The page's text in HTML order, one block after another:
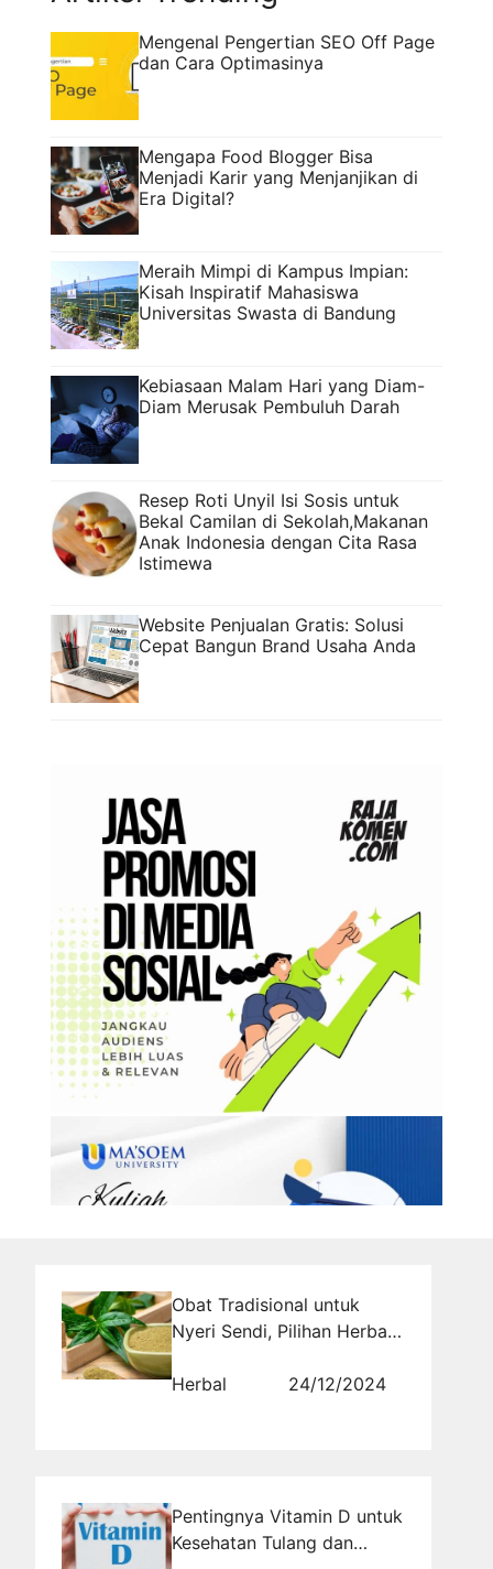
Mengenal Pengertian SEO Off Page
dan Cara Optimasinya
Mengapa Food Blogger Bisa
Menjadi Karir yang Menjanjikan di
Era Digital?
Meraih Mimpi di Kampus Impian:
Kisah Inspiratif Mahasiswa
Universitas Swasta di Bandung
Kebiasaan Malam Hari yang Diam-
Diam Merusak Pembuluh Darah
Resep Roti Unyil Isi Sosis untuk
Bekal Camilan di Sekolah,Makanan
Anak Indonesia dengan Cita Rasa
Istimewa
Website Penjualan Gratis: Solusi
Cepat Bangun Brand Usaha Anda
Obat Tradisional untuk
Nyeri Sendi, Pilihan Herbal
Herbal
24/12/2024
Pentingnya Vitamin D untuk
Kesehatan Tulang dan